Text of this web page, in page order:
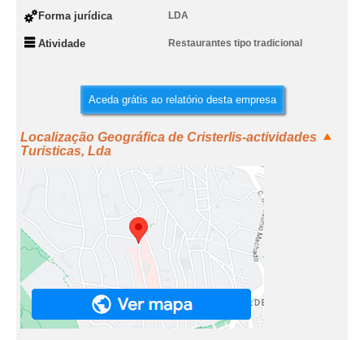
Forma jurídica LDA
Atividade Restaurantes tipo tradicional
Aceda grátis ao relatório desta empresa
Localização Geográfica de Cristerlis-actividades
Turisticas, Lda